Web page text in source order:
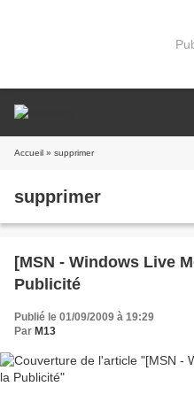
Accueil » supprimer
supprimer
[MSN - Windows Live
Publicité
Publié le 01/09/2009 à 19:29
Par M13